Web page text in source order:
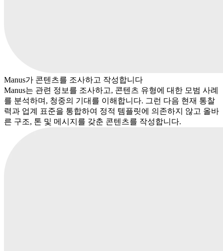
Manus가 콘텐츠를 조사하고 작성합니다
Manus는 관련 정보를 조사하고, 콘텐츠 유형에 대한 모범 사례
를 분석하며, 청중의 기대를 이해합니다. 그런 다음 현재 통찰
력과 업계 표준을 통합하여 정적 템플릿에 의존하지 않고 올바
른 구조, 톤 및 메시지를 갖춘 콘텐츠를 작성합니다.